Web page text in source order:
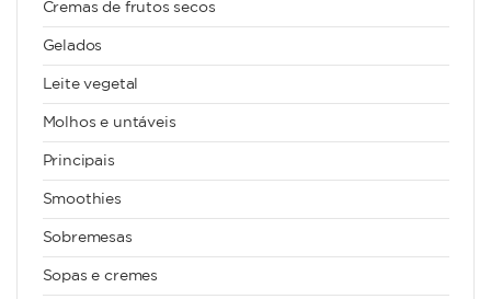
Cremas de frutos secos
Gelados
Leite vegetal
Molhos e untáveis
Principais
Smoothies
Sobremesas
Sopas e cremes